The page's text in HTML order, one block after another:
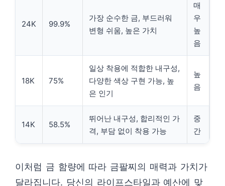
24K 99.9%
가장 순수한 금, 부드러워
변형 쉬움, 높은 가치
매
우
높
음
18K 75%
일상 착용에 적합한 내구성,
다양한 색상 구현 가능, 높
은 인기
높
음
14K 58.5%
뛰어난 내구성, 합리적인 가
격, 부담 없이 착용 가능
중
간
이처럼 금 함량에 따라 금팔찌의 매력과 가치가
달라집니다. 당신의 라이프스타일과 예산에 맞